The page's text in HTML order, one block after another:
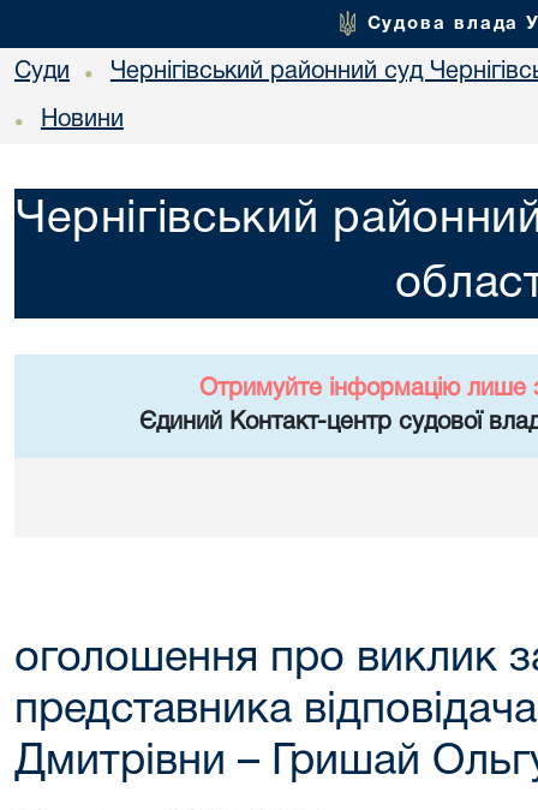
Судова влада
Суди • Чернігівський районний суд
• Новини
Чернігівський
Отримуйте інформацію лише
Єдиний Контакт-центр судової
оголошення про виклик
представника
Дмитрівни – Гришай